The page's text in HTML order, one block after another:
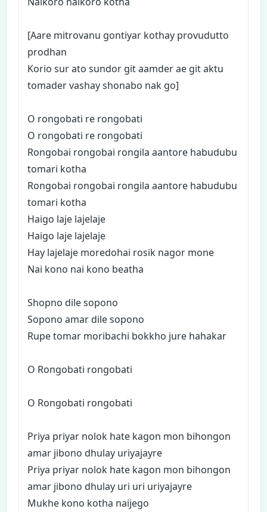
[Aare mitrovanu gontiyar kothay provudutto
prodhan
Korio sur ato sundor git aamder ae git aktu
tomader vashay shonabo nak go]
O rongobati re rongobati
O rongobati re rongobati
Rongobai rongobai rongila aantore habudubu
tomari kotha
Rongobai rongobai rongila aantore habudubu
tomari kotha
Haigo laje lajelaje
Haigo laje lajelaje
Hay lajelaje moredohai rosik nagor mone
Nai kono nai kono beatha
Shopno dile sopono
Sopono amar dile sopono
Rupe tomar moribachi bokkho jure hahakar
O Rongobati rongobati
O Rongobati rongobati
Priya priyar nolok hate kagon mon bihongon
amar jibono dhulay uriyajayre
Priya priyar nolok hate kagon mon bihongon
amar jibono dhulay uri uri uriyajayre
Mukhe kono kotha naijego